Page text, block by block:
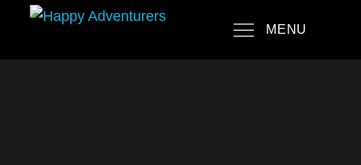
content
MENU